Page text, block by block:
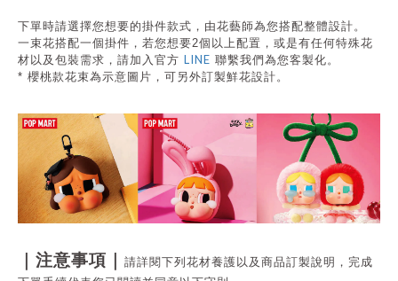
下單時請選擇您想要的掛件款式，由花藝師為您搭配整體設計。
一束花搭配一個掛件，若您想要2個以上配置，或是有任何特殊花
材以及包裝需求，請加入官方 LINE 聯繫我們為您客製化。
* 櫻桃款花束為示意圖片，可另外訂製鮮花設計。
｜注意事項｜
請詳閱下列花材養護以及商品訂製說明，完成